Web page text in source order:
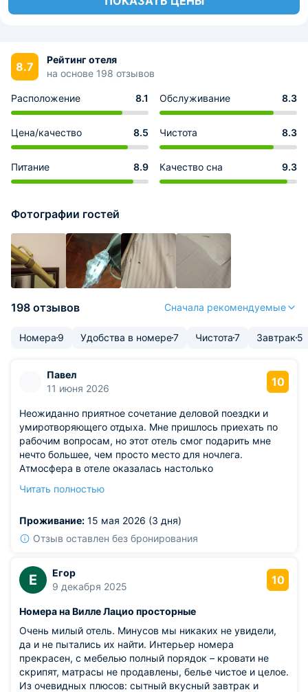
8.7
Рейтинг отеля
на основе 198 отзывов
Расположение 8.1 Обслуживание 8.3
Цена/качество 8.5 Чистота 8.3
Питание 8.9 Качество сна 9.3
Фотографии гостей
198 отзывов Сначала рекомендуемые
Номера 9 Удобства в номере7 Чистота7 Завтрак 5
Павел
11 июня 2026
10
Неожиданно приятное сочетание деловой поездки и
умиротворяющего отдыха. Мне пришлось приехать по
рабочим вопросам, но этот отель смог подарить мне
нечто большее, чем просто место для ночлега.
Атмосфера в отеле оказалась настолько
расслабиться. Номер был оборудован всем, что могло
проживания, создавая ощущение настоящего дома.
Особо ценным оказалось внимание к деталям, что
отеля было удивительно легко, без каких-либо
затруднений. А когда наступала ночь, наступала полная
тишина, позволяющая мне крепко спать и просыпаться
полным сил.
Читать полностью
Проживание: 15 мая 2026 (3 дня)
Отзыв оставлен без бронирования
Е
Егор
9 декабря 2025
10
Номера на Вилле Лацио просторные
Очень милый отель. Минусов мы никаких не увидели,
да и не пытались их найти. Интерьер номера
прекрасен, с мебелью полный порядок – кровати не
скрипят, матрасы не продавлены, белье чистое и целое.
Из очевидных плюсов: сытный вкусный завтрак и